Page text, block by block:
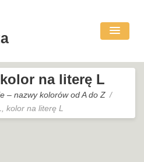
na literę L
– nazwy kolorów od A do Z
kolor na literę L